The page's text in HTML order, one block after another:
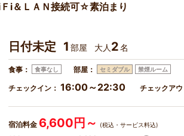
i＆ＬＡＮ接続可☆素泊まり
日付未定 1 部屋 大人 2名
食事： 食事なし 部屋： セミダブル 禁煙ルーム
チェックイン： 16:00～22:30 チェックアウ
宿泊料金 6,600円～ (税込・サービス料込)